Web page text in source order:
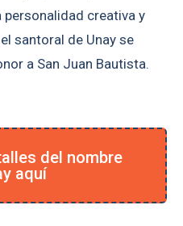
personalidad creativa y
santoral de Unay se
a San Juan Bautista.
del nombre
aquí